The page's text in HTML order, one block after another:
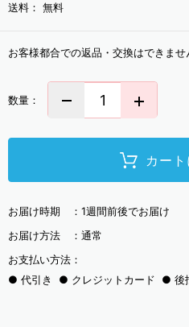
送料： 無料
お客様都合での返品・交換はできませ
数量：
カー
お届け時期 ： 1週間前後でお届け
お届け方法 ： 通常
お支払い方法：
代引き
クレジットカード 後